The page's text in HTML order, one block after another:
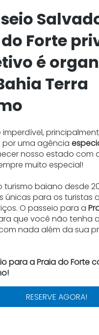
Forte
é
Terra
imperdível,
uma agência
nosso estado com
muito especial!
turismo baiano desde
únicas para os turistas
O passeio para a
que você não tenha
nada além da sua
para a Praia do Forte
RESERVE AGORA!